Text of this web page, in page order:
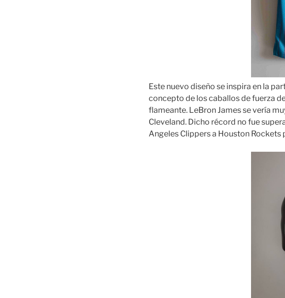
Este nuevo diseño se inspira en la
concepto de los caballos de fuerza
flameante. LeBron James se vería
Cleveland. Dicho récord no fue
Angeles Clippers a Houston